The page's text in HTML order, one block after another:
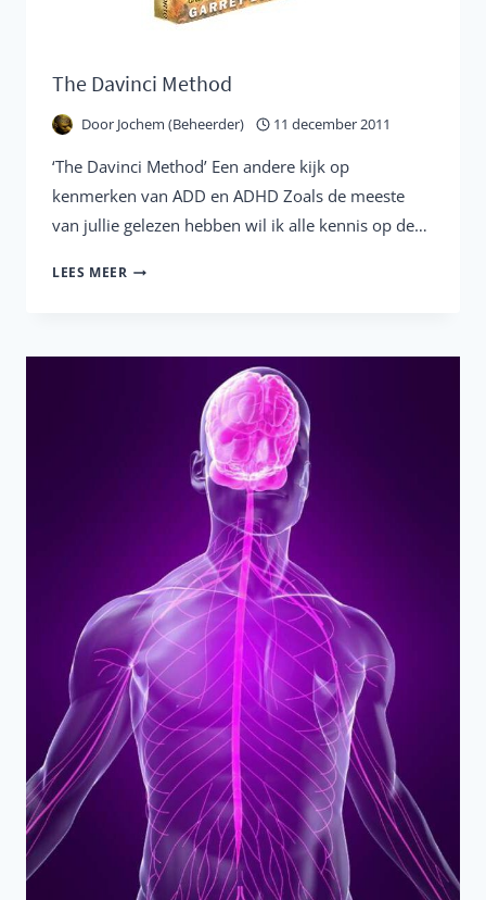
The Davinci Method
Door Jochem (Beheerder) 11 december 2011
‘The Davinci Method’ Een andere kijk op
kenmerken van ADD en ADHD Zoals de meeste
van jullie gelezen hebben wil ik alle kennis op de…
LEES MEER THE